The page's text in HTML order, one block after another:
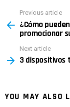
more
Previous article
¿Cómo
promocionar
Next article
3 dispositivos
YOU MAY ALSO